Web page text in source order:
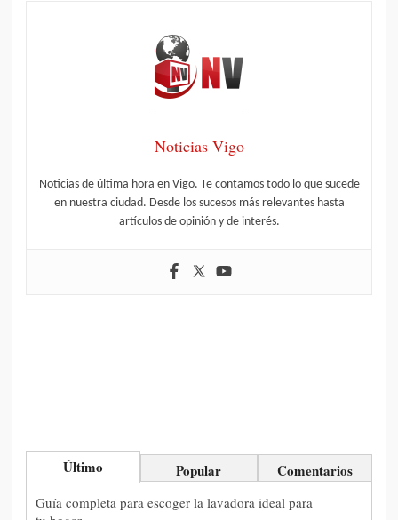
Noticias Vigo
Noticias de última hora en Vigo. Te contamos todo lo que sucede
en nuestra ciudad. Desde los sucesos más relevantes hasta
artículos de opinión y de interés.
Último Popular Comentarios
Guía completa para escoger la lavadora ideal para